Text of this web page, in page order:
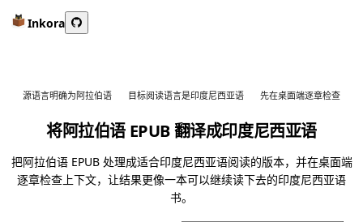
Inkora
源语言明确为阿拉伯语 目标阅读语言是印度尼西亚语 先在桌面端逐章检查
将阿拉伯语 EPUB 翻译成印度尼西亚语
把阿拉伯语 EPUB 处理成适合印度尼西亚语阅读的版本，并在桌面端
逐章检查上下文，让结果更像一本可以继续读下去的印度尼西亚语
书。